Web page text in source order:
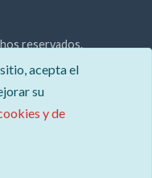
acepta el
su
y de
reservados.
única y oportunidades
en nuestro sitio.